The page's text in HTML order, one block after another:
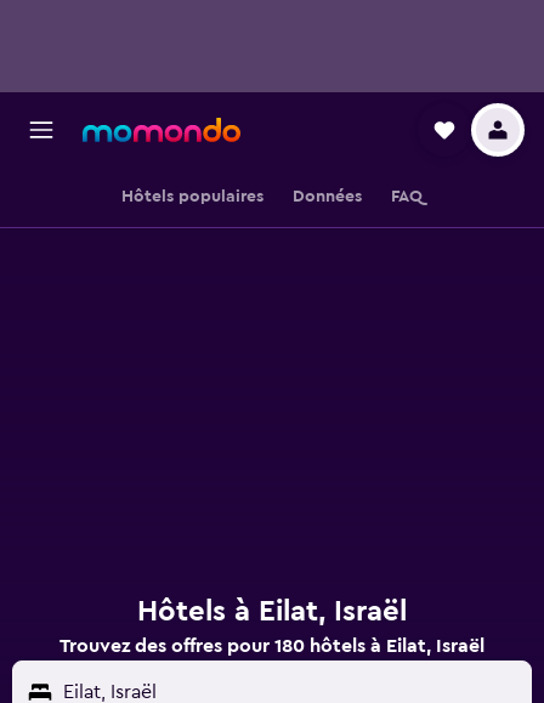
Hôtels populaires Données FAQ
Hôtels à Eilat, Israël
Trouvez des offres pour 180 hôtels à Eilat, Israël
Eilat, Israël